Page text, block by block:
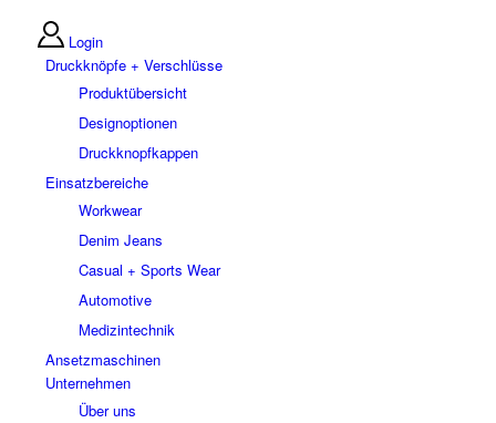
Login
Druckknöpfe + Verschlüsse
Produktübersicht
Designoptionen
Druckknopfkappen
Einsatzbereiche
Workwear
Denim Jeans
Casual + Sports Wear
Automotive
Medizintechnik
Ansetzmaschinen
Unternehmen
Über uns